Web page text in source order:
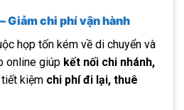
Giảm chi phí vận hành
họp tốn kém về di chuyển và
online giúp kết nối chi nhánh,
tiết kiệm chi phí đi lại, thuê